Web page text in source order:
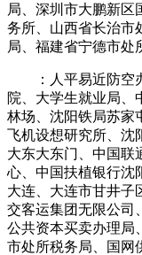
局、深圳市大鹏新区
务所、山西省长治市
局、福建省宁德市处
：人平易近防空办
院、大学生就业局、
林场、沈阳铁局苏家
飞机设想研究所、沈
大东大东门、中国联
心、中国扶植银行沈
大连、大连市甘井子
交客运集团无限公司
公共资本买卖办理局
市处所税务局、国网